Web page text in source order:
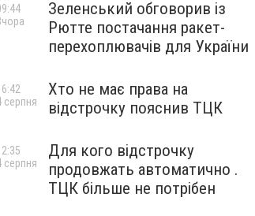
Зеленський обговорив із
Рютте постачання ракет-
перехоплювачів для України
Хто не має права на
відстрочку пояснив ТЦК
серпня
Для кого відстрочку
продовжать автоматично .
ТЦК більше не потрібен
серпня